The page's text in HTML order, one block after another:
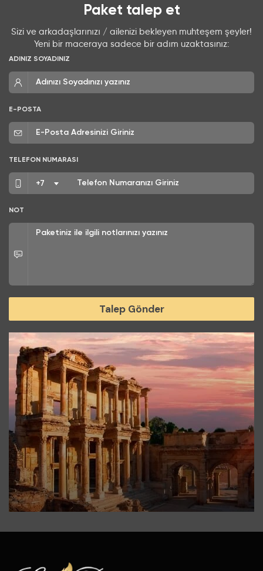
Paket talep et
Sizi ve arkadaşlarınızı / ailenizi bekleyen muhteşem şeyler!
Yeni bir maceraya sadece bir adım uzaktasınız:
ADINIZ SOYADINIZ
E-POSTA
TELEFON NUMARASI
+7
NOT
Talep Gönder